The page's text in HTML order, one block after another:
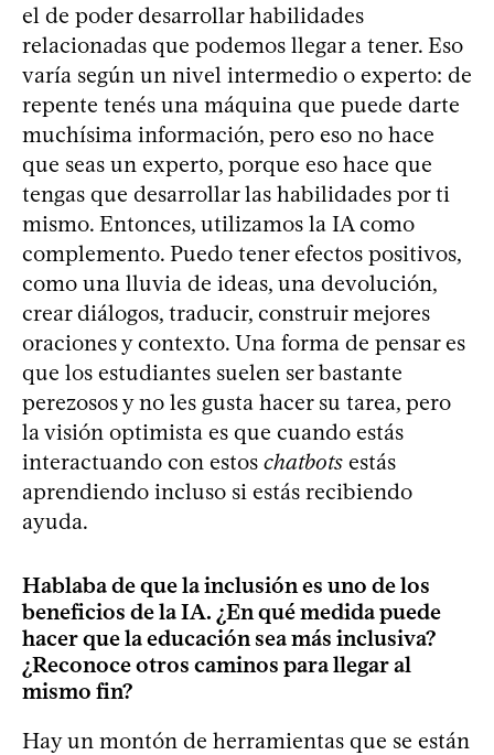
el de poder desarrollar habilidades
relacionadas que podemos llegar a tener. Eso
varía según un nivel intermedio o experto: de
repente tenés una máquina que puede darte
muchísima información, pero eso no hace
que seas un experto, porque eso hace que
tengas que desarrollar las habilidades por ti
mismo. Entonces, utilizamos la IA como
complemento. Puedo tener efectos positivos,
como una lluvia de ideas, una devolución,
crear diálogos, traducir, construir mejores
oraciones y contexto. Una forma de pensar es
que los estudiantes suelen ser bastante
perezosos y no les gusta hacer su tarea, pero
la visión optimista es que cuando estás
interactuando con estos chatbots estás
aprendiendo incluso si estás recibiendo
ayuda.
Hablaba de que la inclusión es uno de los
beneficios de la IA. ¿En qué medida puede
hacer que la educación sea más inclusiva?
¿Reconoce otros caminos para llegar al
mismo fin?
Hay un montón de herramientas que se están